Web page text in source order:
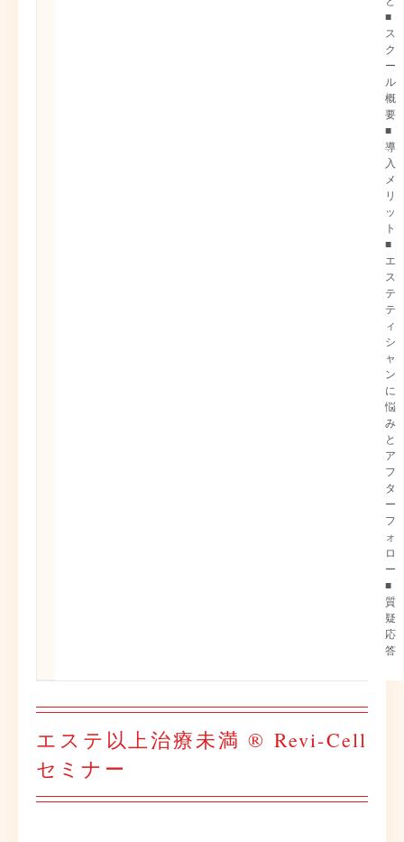
■
ス
ク
ー
ル
概
要
■
導
入
メ
リ
ッ
ト
■
エ
ス
テ
テ
ィ
シ
ャ
ン
に
悩
み
と
ア
フ
タ
ー
フ
ォ
ロ
ー
■
質
疑
応
答
エステ以上治療未満 ® Revi-Cell
セミナー